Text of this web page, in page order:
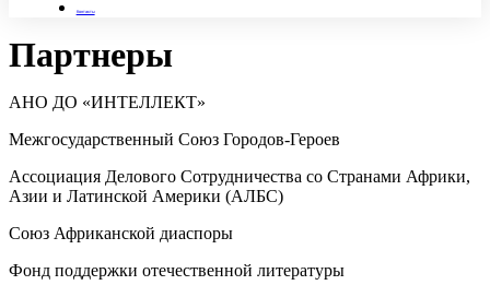
Контакты
Партнеры
АНО ДО «ИНТЕЛЛЕКТ»
Межгосударственный Союз Городов-Героев
Ассоциация Делового Сотрудничества со Странами Африки,
Азии и Латинской Америки (АЛБС)
Союз Африканской диаспоры
Фонд поддержки отечественной литературы